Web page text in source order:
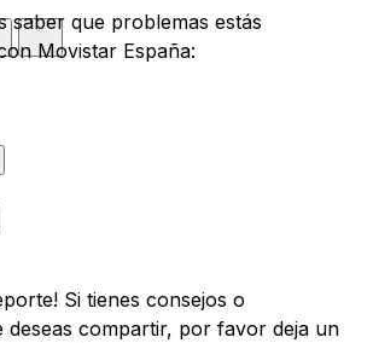
saber que problemas estás
Movistar España:
Si tienes consejos o
deseas compartir, por favor deja un